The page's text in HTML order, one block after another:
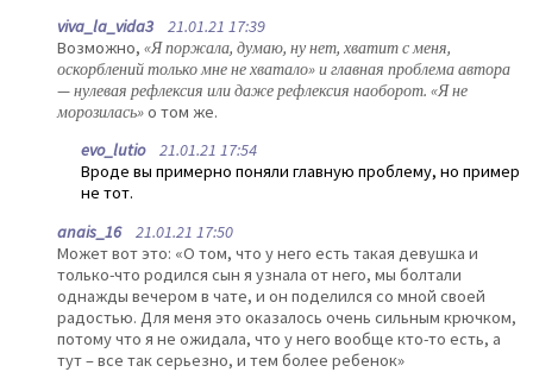
viva_la_vida3 21.01.21 17:39
Возможно, «Я поржала, думаю, ну нет, хватит с меня,
оскорблений только мне не хватало» и главная проблема автора
— нулевая рефлексия или даже рефлексия наоборот. «Я не
морозилась»о том же.
evo_lutio21.01.21 17:54
Вроде вы примерно поняли главную проблему, но пример
не тот.
anais_1621.01.21 17:50
Может вот это: «О том, что у него есть такая девушка и
только-что родился сын я узнала от него, мы болтали
однажды вечером в чате, и он поделился со мной своей
радостью. Для меня это оказалось очень сильным крючком,
потому что я не ожидала, что у него вообще кто-то есть, а
тут – все так серьезно, и тем более ребенок»